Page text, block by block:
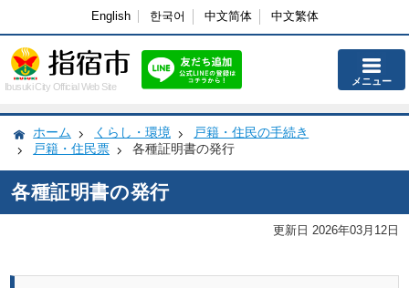
English 한국어 中文简体 中文繁体
Ibusuki City Official Web Site メニュー
ホーム くらし・環境
戸籍・住民の手続き
戸籍・住民票
各種証明書の発行
各種証明書の発行
更新日 2026年03月12日